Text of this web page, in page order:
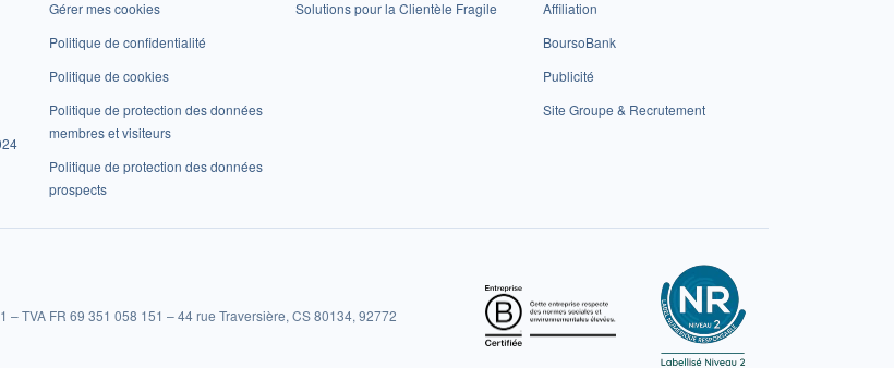
Gérer mes cookies
Politique de confidentialité
Politique de cookies
Politique de protection des données
membres et visiteurs
Politique de protection des données
prospects
Solutions pour la Clientèle Fragile
Affiliation
BoursoBank
Publicité
Site Groupe & Recrutement
TVA FR 69 351 058 151 – 44 rue Traversière, CS 80134, 92772